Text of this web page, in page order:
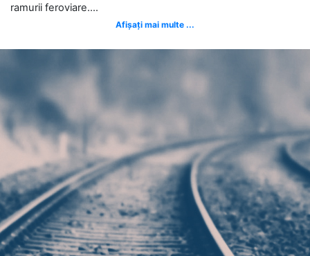
ramurii feroviare....
Afișați mai multe ...